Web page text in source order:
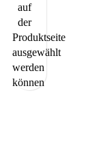
auf
der
Produktseite
ausgewählt
werden
können